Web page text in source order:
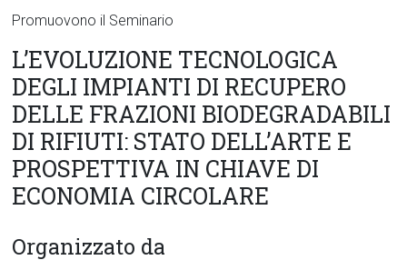
Promuovono il Seminario
L’EVOLUZIONE TECNOLOGICA
DEGLI IMPIANTI DI RECUPERO
DELLE FRAZIONI BIODEGRADABILI
DI RIFIUTI: STATO DELL’ARTE E
PROSPETTIVA IN CHIAVE DI
ECONOMIA CIRCOLARE
Organizzato da